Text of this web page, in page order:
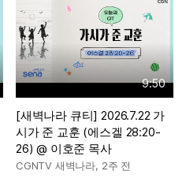
9:50
[새벽나라 큐티] 2026.7.22 가
시가 준 교훈 (에스겔 28:20-
26) @ 이호준 목사
CGNTV 새벽나라, 2주 전